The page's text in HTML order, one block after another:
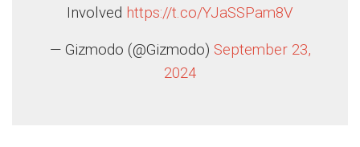
Involved https://t.co/YJaSSPam8V
— Gizmodo (@Gizmodo) September 23,
2024